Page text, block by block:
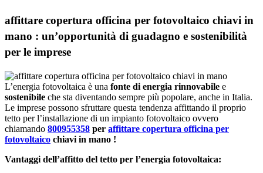
affittare copertura officina per fotovoltaico chiavi in
mano : un’opportunità di guadagno e sostenibilità
per le imprese
L’energia fotovoltaica è una fonte di energia rinnovabile e
sostenibile che sta diventando sempre più popolare, anche in Italia.
Le imprese possono sfruttare questa tendenza affittando il proprio
tetto per l’installazione di un impianto fotovoltaico ovvero
chiamando 800955358 per affittare copertura officina per
fotovoltaico chiavi in mano !
Vantaggi dell’affitto del tetto per l’energia fotovoltaica: